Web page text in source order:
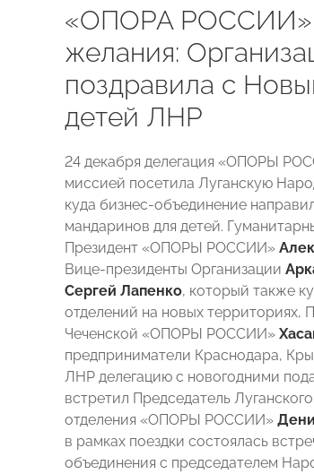
«ОПОРА РОССИИ»
желания:
поздравила с
детей ЛНР
24 декабря делегация «ОПОРЫ
миссией посетила Луганскую
куда бизнес-объединение
мандаринов для детей.
Президент «ОПОРЫ РОССИИ»
Вице-президенты Организации
Сергей Лапенко, который также
отделений на новых территориях,
Чеченской «ОПОРЫ РОССИИ»
предприниматели Краснодара,
ЛНР делегацию с новогодними
встретил Председатель
отделения «ОПОРЫ РОССИИ»
в рамках поездки состоялась
объединения с председателем